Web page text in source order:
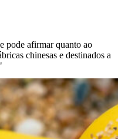
pode afirmar quanto ao
chinesas e destinados a